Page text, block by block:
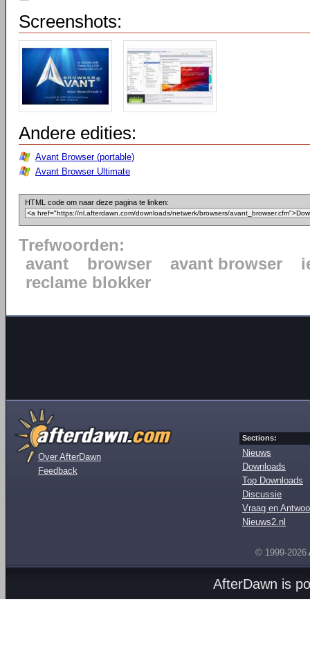
Screenshots:
Andere edities:
Avant Browser (portable)
Avant Browser Ultimate
HTML code om naar deze pagina te linken:
Trefwoorden:
avant
browser avant browser
reclame blokker
Over AfterDawn
Feedback
Sections:
Nieuws
Downloads
Top Downloads
Discussie
Vraag en
Nieuws2.nl
© 1999-2026
AfterDawn is